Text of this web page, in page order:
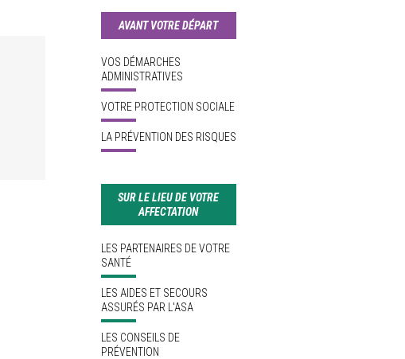
AVANT VOTRE DÉPART
VOS DÉMARCHES
ADMINISTRATIVES
VOTRE PROTECTION SOCIALE
LA PRÉVENTION DES RISQUES
SUR LE LIEU DE VOTRE
AFFECTATION
LES PARTENAIRES DE VOTRE
SANTÉ
LES AIDES ET SECOURS
ASSURÉS PAR L'ASA
LES CONSEILS DE
PRÉVENTION